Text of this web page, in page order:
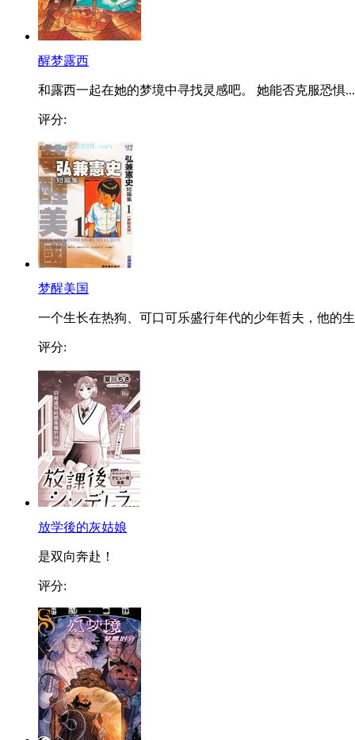
醒梦露西
和露西一起在她的梦境中寻找灵感吧。 她能否克服恐惧...
评分:
梦醒美国
一个生长在热狗、可口可乐盛行年代的少年哲夫，他的
评分:
放学後的灰姑娘
是双向奔赴！
评分: